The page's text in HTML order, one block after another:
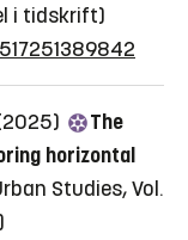
i tidskrift)
The
horizontal
Studies, Vol.